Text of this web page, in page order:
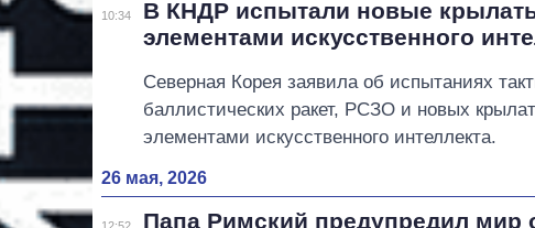
10:34
В КНДР испытали новые
элементами искусственного
Северная Корея заявила об испытаниях
баллистических ракет, РСЗО и новых
элементами искусственного интеллекта.
26 мая, 2026
Папа Римский предупредил мир